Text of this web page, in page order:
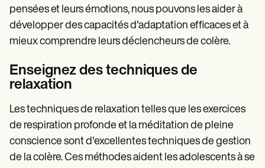
pensées et leurs émotions, nous pouvons les aider à
développer des capacités d'adaptation efficaces et à
mieux comprendre leurs déclencheurs de colère.
Enseignez des techniques de
relaxation
Les techniques de relaxation telles que les exercices
de respiration profonde et la méditation de pleine
conscience sont d'excellentes techniques de gestion
de la colère. Ces méthodes aident les adolescents à se